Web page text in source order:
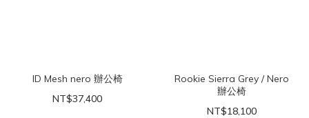
ID Mesh nero 辦公椅
NT$37,400
Rookie Sierra Grey / Nero
辦公椅
NT$18,100